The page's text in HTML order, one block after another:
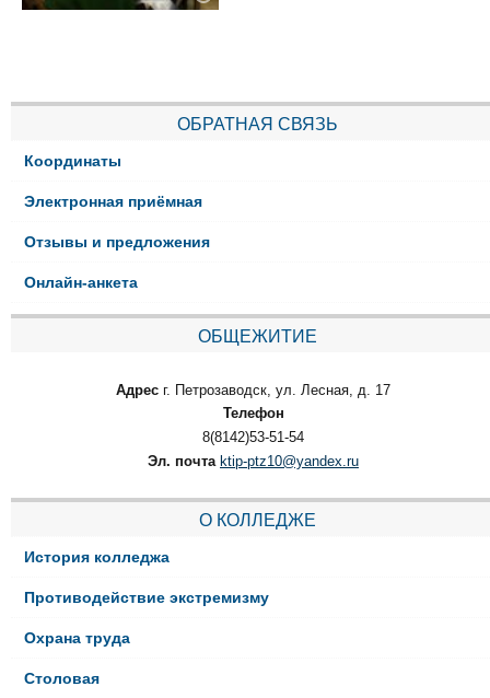
ОБРАТНАЯ СВЯЗЬ
Координаты
Электронная приёмная
Отзывы и предложения
Онлайн-анкета
ОБЩЕЖИТИЕ
Адрес г. Петрозаводск, ул. Лесная, д. 17
Телефон
8(8142)53-51-54
Эл. почта ktip-ptz10@yandex.ru
О КОЛЛЕДЖЕ
История колледжа
Противодействие экстремизму
Охрана труда
Столовая